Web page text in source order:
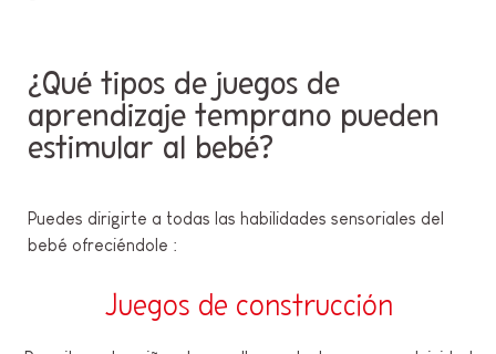
¿Qué tipos de juegos de
aprendizaje temprano pueden
estimular al bebé?
Puedes dirigirte a todas las habilidades sensoriales del
bebé ofreciéndole :
Juegos de construcción